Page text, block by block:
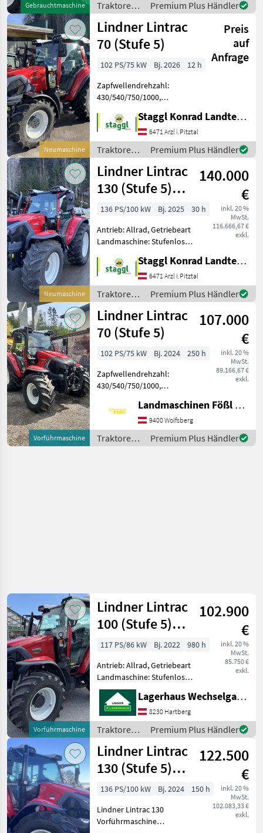
Gebrauchtmaschine
km/h: 50 km/h, Aufladun
Traktoren /
Lindner
Premium Plus Händler
Neumaschine
Lindner Lintrac
70 (Stufe 5)
Preis
auf
Anfrage
102 PS/75 kW Bj. 2026
12 h
Zapfwellendrehzahl:
430/540/750/1000,
automatisch,
Kreuzsteuerhebel:
mechanisch, Oberlenker
hinten: mechanisch,
Bolzengröße
Anhängevorrichtung (mm):
Staggl Konrad Landtechnik Oberland
6471 Arzl i.Pitztal
Traktoren /
Lindner
Premium Plus Händler
Neumaschine
Lindner Lintrac
130 (Stufe 5)
4Rad-Lenkung
140.000
€
inkl. 20 %
MwSt.
116.666,67 €
exkl.
136 PS/100 kW Bj. 2025
30 h
Antrieb: Allrad, Getriebeart
Landmaschine: Stufenloses
Zapfwellendrehzahl:
430/540/750/1000,
Höchstgeschwindigkeit in
km/h: 50 km/h, Aufladun
Staggl Konrad Landtechnik Oberland
6471 Arzl i.Pitztal
Traktoren /
Lindner
Premium Plus Händler
Vorführmaschine
Lindner Lintrac
70 (Stufe 5)
107.000
€
inkl. 20 %
MwSt.
89.166,67 €
exkl.
102 PS/75 kW Bj. 2024
250 h
Zapfwellendrehzahl:
430/540/750/1000,
Ladeluftkühlung,
Höchstgeschwindigkeit in
km/h: 40 km/h, Getriebeart
Landmaschine: Stufenloses
Landmaschinen Fößl GmbH, Landmaschinen, Schmiede, Schlosserei
9400 Wolfsberg
Traktoren /
Lindner
Premium Plus Händler
Vorführmaschine
Lindner Lintrac
100 (Stufe 5)
4Rad-Lenkung
102.900
€
inkl. 20 %
MwSt.
85.750 €
exkl.
117 PS/86 kW Bj. 2022
980 h
Antrieb: Allrad, Getriebeart
Landmaschine: Stufenloses
Getriebe, Plattform: Kabine,
Zapfwellendrehzahl:
430/540/750/1000,
Höchstgeschwindigkeit in
km/h: 40 km/h, Aufladun
Lagerhaus Wechselgau reg. Gen.m.b.H.
8230 Hartberg
Traktoren /
Lindner
Premium Plus Händler
Lindner Lintrac
130 (Stufe 5)
4Rad-Lenkung
122.500
€
inkl. 20 %
MwSt.
102.083,33 €
exkl.
136 PS/100 kW Bj. 2024
150 h
Lindner Lintrac 130
Vorführmaschine